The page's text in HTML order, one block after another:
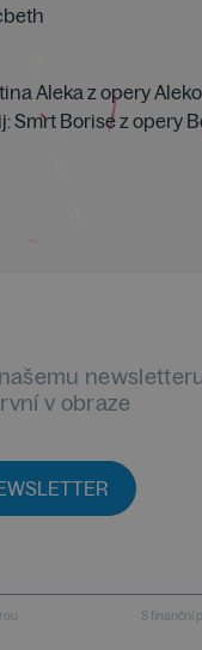
Aleka z opery Aleko
Smrt Borise z opery
v obraze
S finanční